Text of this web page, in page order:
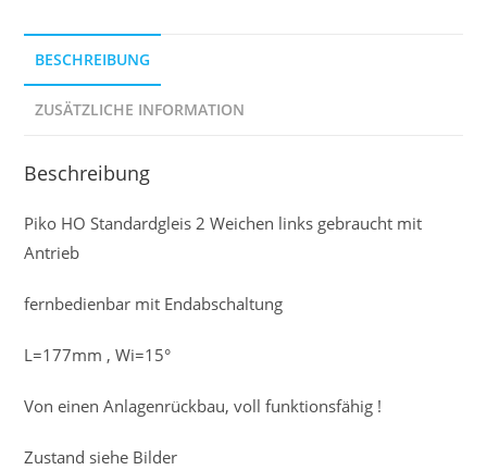
BESCHREIBUNG
ZUSÄTZLICHE INFORMATION
Beschreibung
Piko HO Standardgleis 2 Weichen links gebraucht mit
Antrieb
fernbedienbar mit Endabschaltung
L=177mm , Wi=15°
Von einen Anlagenrückbau, voll funktionsfähig !
Zustand siehe Bilder